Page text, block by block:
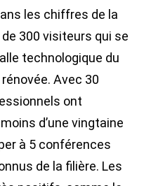
les chiffres de la
300 visiteurs qui se
technologique du
Avec 30
ont
d’une vingtaine
à 5 conférences
de la filière. Les